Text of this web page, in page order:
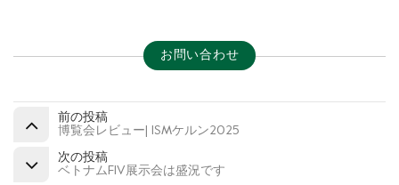
お問い合わせ
前の投稿
博覧会レビュー| ISMケルン2025
次の投稿
ベトナムFIV展示会は盛況です